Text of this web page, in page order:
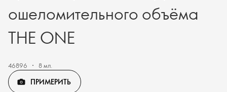
ошеломительного объёма
THE ONE
46896 8 мл.
ПРИМЕРИТЬ